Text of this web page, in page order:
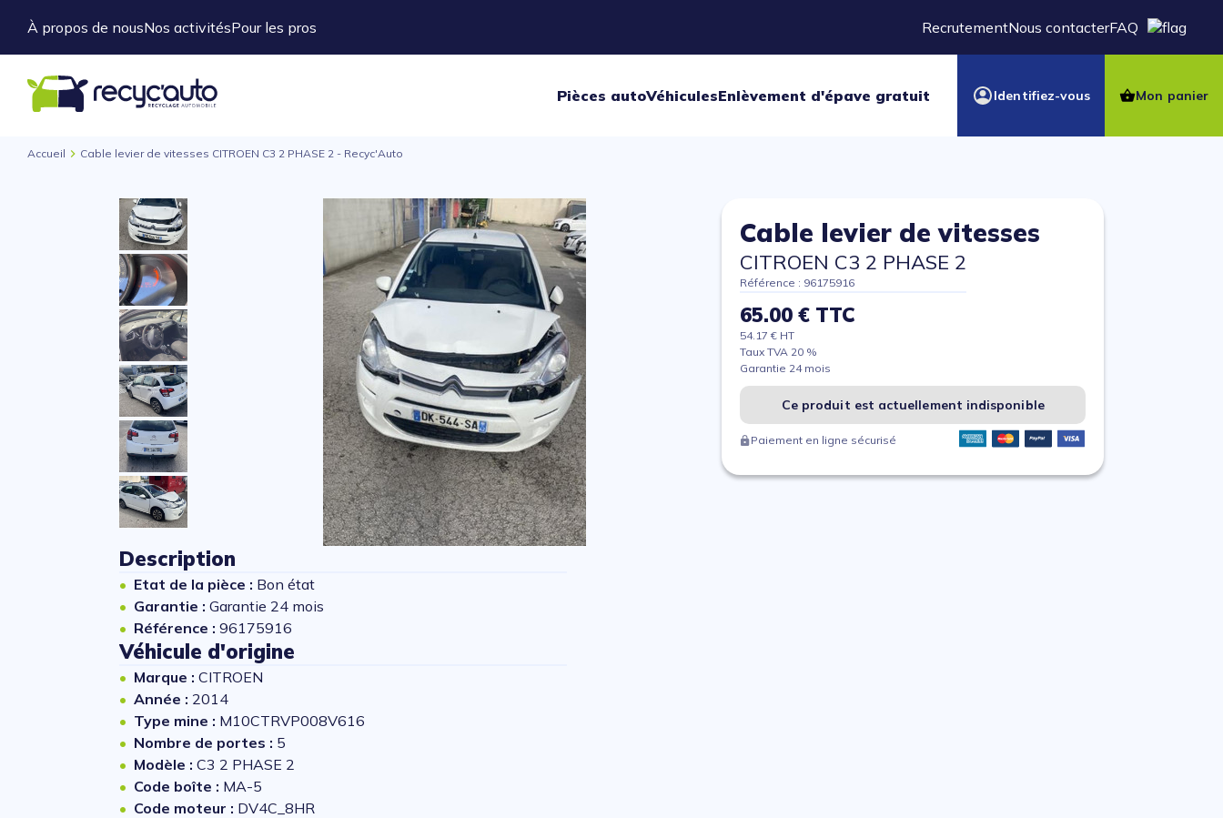
À propos de nousNos activitésPour les pros RecrutementNous contacterFAQ
Pièces autoVéhiculesEnlèvement d'épave gratuit Identifiez-vous Mon panier
Accueil Cable levier de vitesses CITROEN C3 2 PHASE 2 - Recyc'Auto
Description
Etat de la pièce : Bon état
Garantie : Garantie 24 mois
Référence : 96175916
Véhicule d'origine
Marque : CITROEN
Année : 2014
Type mine : M10CTRVP008V616
Nombre de portes : 5
Modèle : C3 2 PHASE 2
Code boîte : MA-5
Code moteur : DV4C_8HR
Cable levier de vitesses
CITROEN C3 2 PHASE 2
Référence : 96175916
65.00 € TTC
54.17 € HT
Taux TVA 20 %
Garantie 24 mois
Ce produit est actuellement indisponible
Paiement en ligne sécurisé